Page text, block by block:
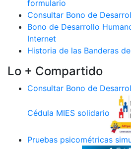
formulario
Consultar Bono de
Bono de Desarrollo
Internet
Historia de las Banderas
Lo + Compartido
Consultar Bono de
Cédula MIES solidario
Pruebas psicométricas